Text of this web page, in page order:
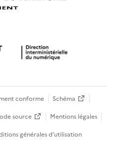
conforme
Schéma
source
Mentions légales
générales d’utilisation